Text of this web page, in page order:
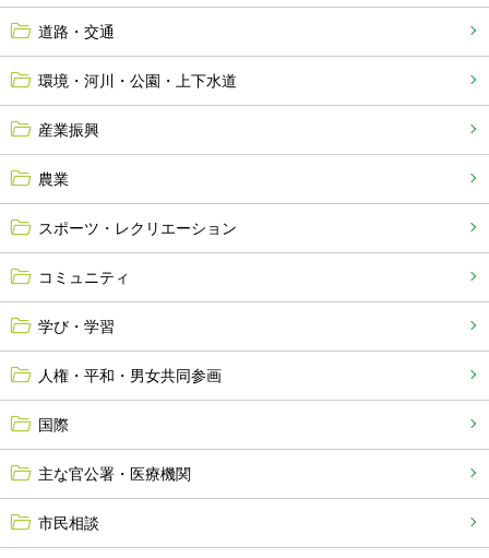
道路・交通
環境・河川・公園・上下水道
産業振興
農業
スポーツ・レクリエーション
コミュニティ
学び・学習
人権・平和・男女共同参画
国際
主な官公署・医療機関
市民相談